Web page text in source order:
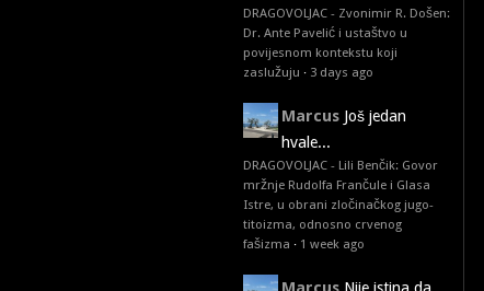
DRAGOVOLJAC - Zvonimir R. Došen:
Dr. Ante Pavelić i ustaštvo u
povijesnom kontekstu koji
zaslužuju · 3 days ago
Marcus Još jedan
hvale...
DRAGOVOLJAC - Lili Benčik: Govor
mržnje Rudolfa Frančule i Glasa
Istre, u obrani zločinačkog jugo-
titoizma, odnosno crvenog
fašizma · 1 week ago